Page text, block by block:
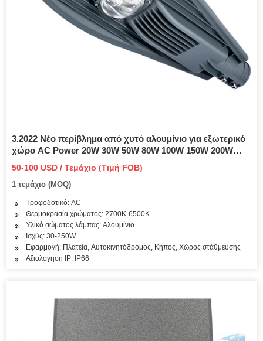
3.2022 Νέο περίβλημα από χυτό αλουμίνιο για εξωτερικό
χώρο AC Power 20W 30W 50W 80W 100W 150W 200W
250W με IP66 Αδιάβροχο LED Φως δρόμου
50-100 USD / Τεμάχιο (Τιμή FOB)
1 τεμάχιο (MOQ)
Τροφοδοτικό: AC
Θερμοκρασία χρώματος: 2700K-6500K
Υλικό σώματος λάμπας: Αλουμίνιο
Ισχύς: 30-250W
Εφαρμογή: Πλατεία, Αυτοκινητόδρομος, Κήπος, Χώρος στάθμευσης
Αξιολόγηση IP: IP66